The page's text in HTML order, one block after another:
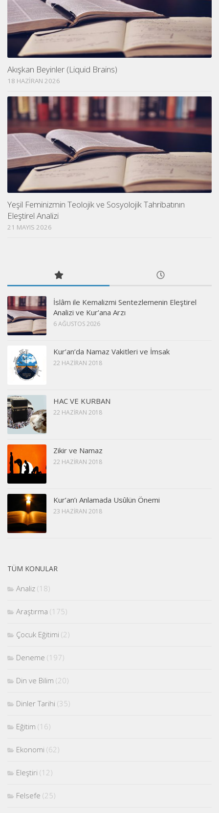
Akışkan Beyinler (Liquid Brains)
18 HAZIRAN 2026
Yeşil Feminizmin Teolojik ve Sosyolojik Tahribatının
Eleştirel Analizi
21 MAYIS 2026
İslâm ile Kemalizmi Sentezlemenin Eleştirel
Analizi ve Kur’ana Arzı
6 AĞUSTOS 2026
Kur’an’da Namaz Vakitleri ve İmsak
22 HAZIRAN 2018
HAC VE KURBAN
22 HAZIRAN 2018
Zikir ve Namaz
22 HAZIRAN 2018
Kur’an’ı Anlamada Usûlün Önemi
23 HAZIRAN 2018
TÜM KONULAR
Analiz (18)
Araştırma (175)
Çocuk Eğitimi (2)
Deneme (197)
Din ve Bilim (20)
Dinler Tarihi (35)
Eğitim (16)
Ekonomi (62)
Eleştiri (12)
Felsefe (25)